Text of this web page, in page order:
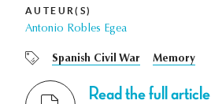
AUTEUR(S)
Antonio Robles Egea
Spanish Civil War Memory
Read the full article